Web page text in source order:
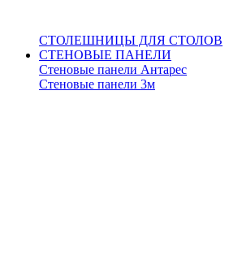
СТОЛЕШНИЦЫ ДЛЯ СТОЛОВ
СТЕНОВЫЕ ПАНЕЛИ
Стеновые панели Антарес
Стеновые панели 3м